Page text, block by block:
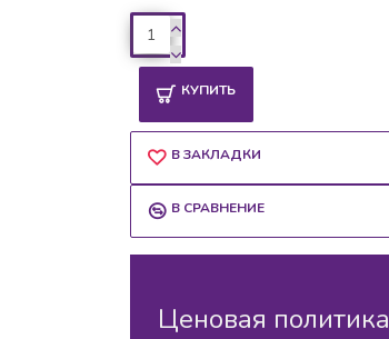
КУПИТЬ
В ЗАКЛАДКИ
В СРАВНЕНИЕ
Ценовая политика